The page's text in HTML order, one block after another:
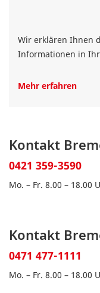
Wir erklären Ihnen
Informationen in
Mehr erfahren
Kontakt
0421 359-3590
Mo. – Fr. 8.00 – 18.00
Kontakt
0471 477-1111
Mo. – Fr. 8.00 – 18.00